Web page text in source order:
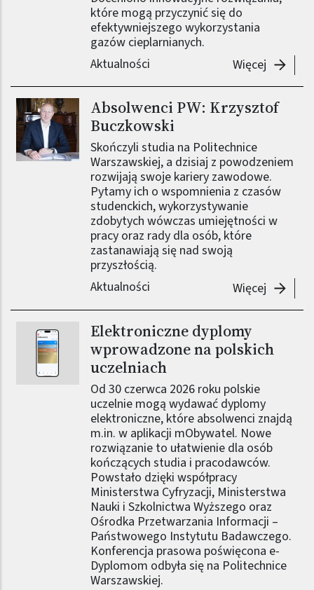
które mogą przyczynić się do
efektywniejszego wykorzystania
gazów cieplarnianych.
Aktualności
Więcej
Obraz (old)
Absolwenci PW: Krzysztof
Buczkowski
Skończyli studia na Politechnice
Warszawskiej, a dzisiaj z powodzeniem
rozwijają swoje kariery zawodowe.
Pytamy ich o wspomnienia z czasów
studenckich, wykorzystywanie
zdobytych wówczas umiejętności w
pracy oraz rady dla osób, które
zastanawiają się nad swoją
przyszłością.
Aktualności
Więcej
Obraz (old)
Elektroniczne dyplomy
wprowadzone na polskich
uczelniach
Od 30 czerwca 2026 roku polskie
uczelnie mogą wydawać dyplomy
elektroniczne, które absolwenci znajdą
m.in. w aplikacji mObywatel. Nowe
rozwiązanie to ułatwienie dla osób
kończących studia i pracodawców.
Powstało dzięki współpracy
Ministerstwa Cyfryzacji, Ministerstwa
Nauki i Szkolnictwa Wyższego oraz
Ośrodka Przetwarzania Informacji –
Państwowego Instytutu Badawczego.
Konferencja prasowa poświęcona e-
Dyplomom odbyła się na Politechnice
Warszawskiej.